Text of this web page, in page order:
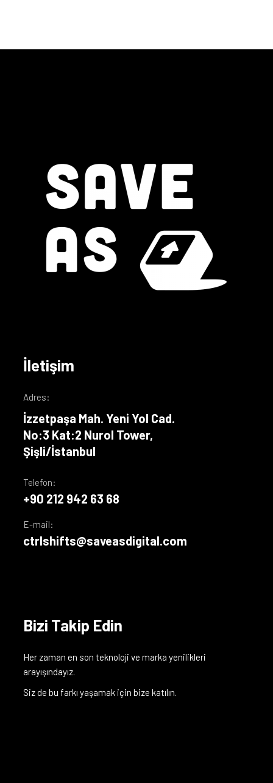
İletişim
Adres:
İzzetpaşa Mah. Yeni Yol Cad.
No:3 Kat:2 Nurol Tower,
Şişli/İstanbul
Telefon:
+90 212 942 63 68
E-mail:
ctrlshifts@saveasdigital.com
Bizi Takip Edin
Her zaman en son teknoloji ve marka yenilikleri
arayışındayız.
Siz de bu farkı yaşamak için bize katılın.